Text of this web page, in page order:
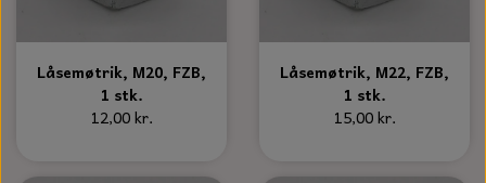
Låsemøtrik, M20, FZB,
1 stk.
12,00 kr.
Låsemøtrik, M22, FZB,
1 stk.
15,00 kr.